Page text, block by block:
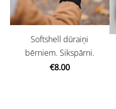
Softshell dūraiņi
bērniem. Sikspārni.
€8.00